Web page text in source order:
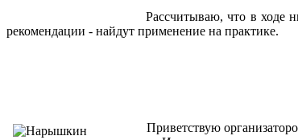
Рассчитываю, что в ходе
рекомендации - найдут применение на практике.
Приветствую